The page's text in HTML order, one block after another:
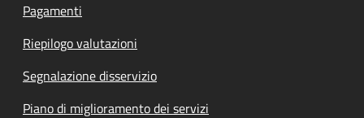
Pagamenti
Riepilogo valutazioni
Segnalazione disservizio
Piano di miglioramento dei servizi